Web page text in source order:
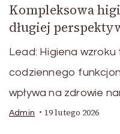
Kompleksowa
długiej
Lead: Higiena
codziennego
wpływa na zdrowie
Admin 19 lutego 2026